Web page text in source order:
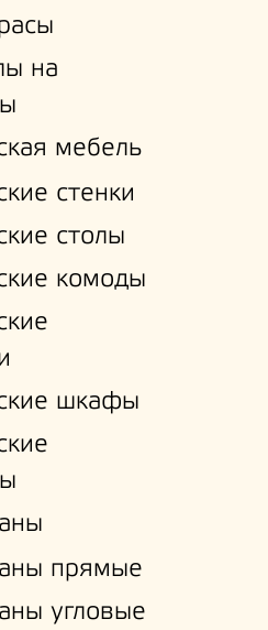
на
мебель
стенки
столы
комоды
шкафы
прямые
угловые